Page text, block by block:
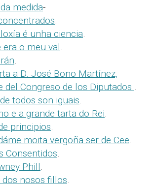
medida-
.
é unha ciencia.
era o meu val.
.
a D. José Bono Martínez,
del Congreso de los Diputados..
todos son iguais.
e a grande tarta do Rei.
principios.
moita vergoña ser de Cee.
Consentidos.
Phill.
dos nosos fillos.